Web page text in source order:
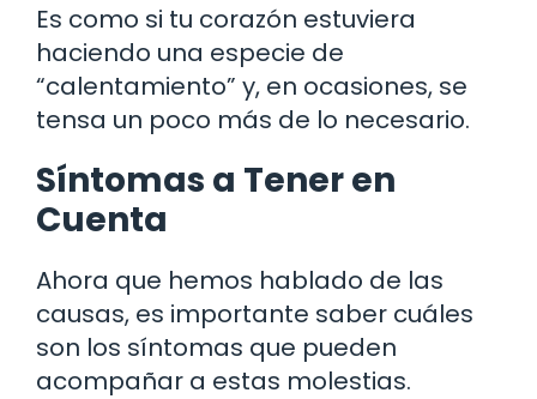
Es como si tu corazón estuviera
haciendo una especie de
“calentamiento” y, en ocasiones, se
tensa un poco más de lo necesario.
Síntomas a Tener en
Cuenta
Ahora que hemos hablado de las
causas, es importante saber cuáles
son los síntomas que pueden
acompañar a estas molestias.